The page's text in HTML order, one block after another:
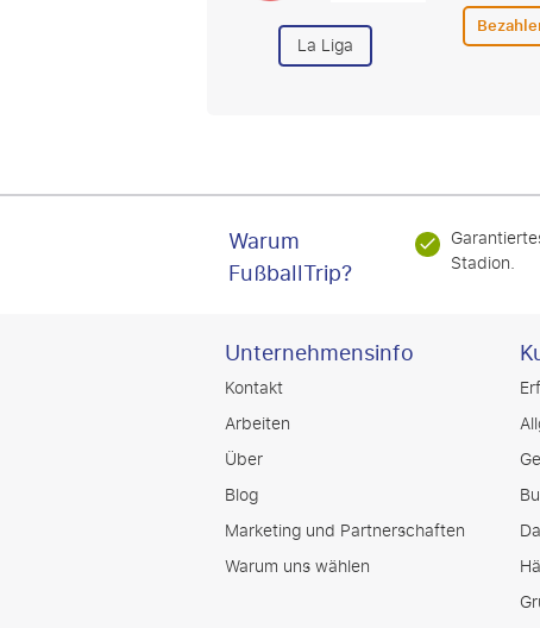
La Liga
Warum
FußballTrip?
Stadion.
Unternehmensinfo
Kontakt
Arbeiten
Über
Blog
Marketing und Partnerschaften
Warum uns wählen